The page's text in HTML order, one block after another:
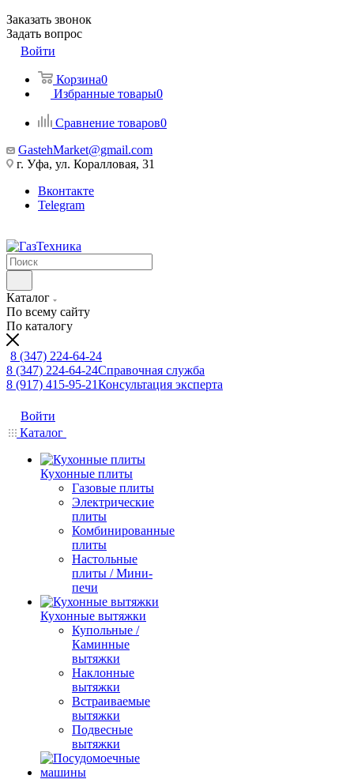
Заказать звонок
Задать вопрос
Войти
Корзина0
Избранные товары0
Сравнение товаров0
GastehMarket@gmail.com
г. Уфа, ул. Коралловая, 31
Вконтакте
Telegram
Каталог
По всему сайту
По каталогу
8 (347) 224-64-24
8 (347) 224-64-24Справочная служба
8 (917) 415-95-21Консультация эксперта
Войти
Каталог
Кухонные плиты
Газовые плиты
Электрические
плиты
Комбинированные
плиты
Настольные
плиты / Мини-
печи
Кухонные вытяжки
Купольные /
Каминные
вытяжки
Наклонные
вытяжки
Встраиваемые
вытяжки
Подвесные
вытяжки